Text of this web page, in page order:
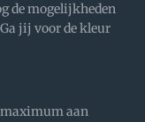
de mogelijkheden
jij voor de kleur
aan